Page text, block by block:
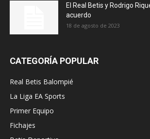
El Real Betis y Rodrigo
acuerdo
18 de agosto de 2023
CATEGORÍA POPULAR
Real Betis Balompié
La Liga EA Sports
Primer Equipo
Fichajes